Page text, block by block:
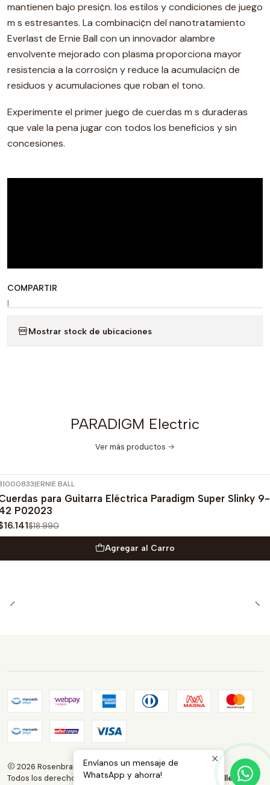
mantienen bajo presi¢n. los estilos y condiciones de juego
m s estresantes. La combinaci¢n del nanotratamiento
Everlast de Ernie Ball con un innovador alambre
envolvente mejorado con plasma proporciona mayor
resistencia a la corrosi¢n y reduce la acumulaci¢n de
residuos y acumulaciones que roban el tono.
Experimente el primer juego de cuerdas m s duraderas
que vale la pena jugar con todos los beneficios y sin
concesiones.
COMPARTIR
|
Mostrar stock de ubicaciones
PARADIGM Electric
Ver más productos
|ERNIE BALL
para Guitarra Eléctrica Paradigm Super Slinky 9-
P02023
$18.990
Agregar al Carro
2026 Rosenbrauns Store.
Todos los derechos reservados. Desarrollado por Jumpseller
Envíanos un mensaje de
WhatsApp y ahorra!